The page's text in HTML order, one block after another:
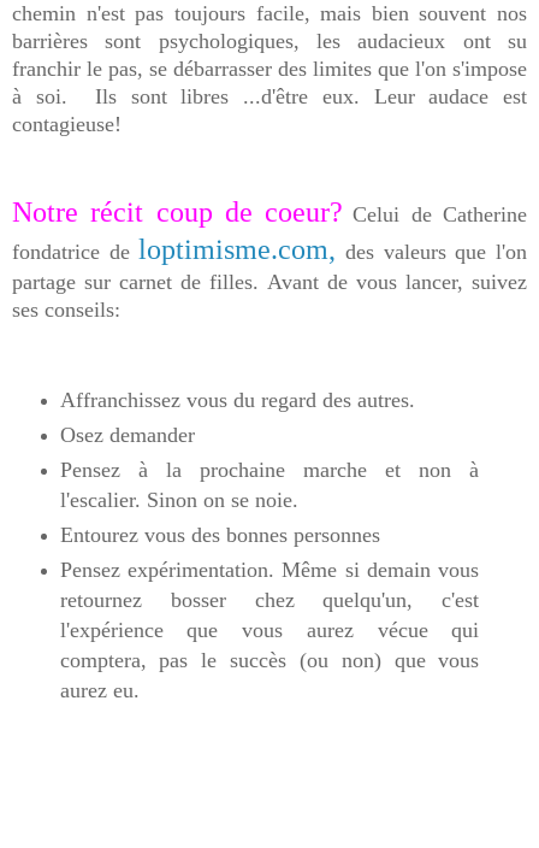
chemin n'est pas toujours facile, mais bien souvent nos
barrières sont psychologiques, les audacieux ont su
franchir le pas, se débarrasser des limites que l'on s'impose
à soi. Ils sont libres ...d'être eux. Leur audace est
contagieuse!
Notre récit coup de coeur? Celui de Catherine
fondatrice deloptimisme.com, des valeurs que l'on
partage sur carnet de filles. Avant de vous lancer, suivez
ses conseils:
Affranchissez vous du regard des autres.
Osez demander
Pensez à la prochaine marche et non à
l'escalier. Sinon on se noie.
Entourez vous des bonnes personnes
Pensez expérimentation. Même si demain vous
retournez bosser chez quelqu'un, c'est
l'expérience que vous aurez vécue qui
comptera, pas le succès (ou non) que vous
aurez eu.